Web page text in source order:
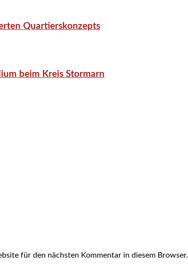
Quartierskonzepts
beim Kreis Stormarn
für den nächsten Kommentar in diesem Browser.